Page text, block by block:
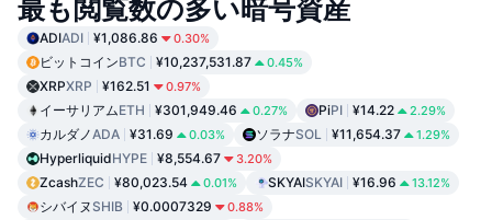
最も閲覧数の多い暗号資産
ADIADI ¥1,086.86 0.30%
ビットコインBTC ¥10,237,531.87 0.45%
XRPXRP ¥162.51 0.97%
イーサリアムETH ¥301,949.46 0.27% PiPI ¥14.22 2.29%
カルダノADA ¥31.69 0.03% ソラナSOL ¥11,654.37 1.29%
HyperliquidHYPE ¥8,554.67 3.20%
ZcashZEC ¥80,023.54 0.01% SKYAISKYAI ¥16.96 13.12%
シバイヌ SHIB ¥0.0007329 0.88%